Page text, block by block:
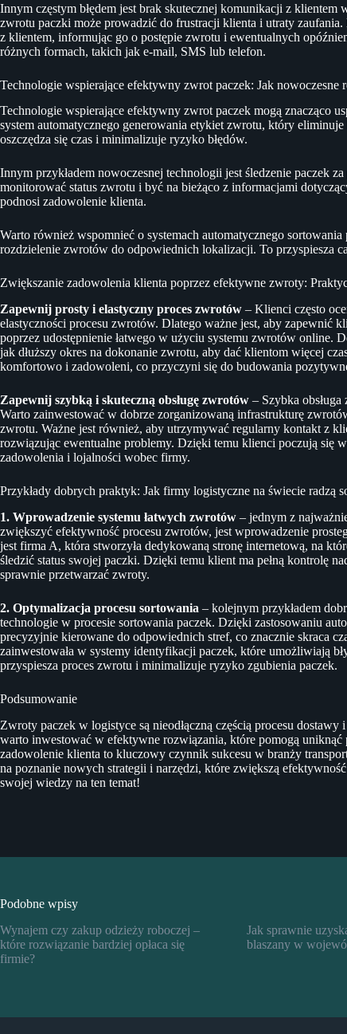
Innym częstym błędem jest brak skutecznej komunikacji z
zwrotu paczki może prowadzić do frustracji klienta i utraty
z klientem, informując go o postępie zwrotu i ewentualnych
różnych formach, takich jak e-mail, SMS lub telefon.
Technologie wspierające efektywny zwrot paczek: Jak nowoczesne
Technologie wspierające efektywny zwrot paczek mogą znacząco
system automatycznego generowania etykiet zwrotu, który
oszczędza się czas i minimalizuje ryzyko błędów.
Innym przykładem nowoczesnej technologii jest śledzenie paczek
monitorować status zwrotu i być na bieżąco z informacjami
podnosi zadowolenie klienta.
Warto również wspomnieć o systemach automatycznego
rozdzielenie zwrotów do odpowiednich lokalizacji. To przyspiesza
Zwiększanie zadowolenia klienta poprzez efektywne zwroty:
Zapewnij prosty i elastyczny proces zwrotów – Klienci często
elastyczności procesu zwrotów. Dlatego ważne jest, aby zapewnić
poprzez udostępnienie łatwego w użyciu systemu zwrotów online.
jak dłuższy okres na dokonanie zwrotu, aby dać klientom więcej
komfortowo i zadowoleni, co przyczyni się do budowania
Zapewnij szybką i skuteczną obsługę zwrotów – Szybka
Warto zainwestować w dobrze zorganizowaną infrastrukturę
zwrotu. Ważne jest również, aby utrzymywać regularny kontakt z
rozwiązując ewentualne problemy. Dzięki temu klienci poczują się
zadowolenia i lojalności wobec firmy.
Przykłady dobrych praktyk: Jak firmy logistyczne na świecie radzą
1. Wprowadzenie systemu łatwych zwrotów – jednym z
zwiększyć efektywność procesu zwrotów, jest wprowadzenie
jest firma A, która stworzyła dedykowaną stronę internetową, na
śledzić status swojej paczki. Dzięki temu klient ma pełną kontrolę
sprawnie przetwarzać zwroty.
2. Optymalizacja procesu sortowania – kolejnym przykładem
technologie w procesie sortowania paczek. Dzięki zastosowaniu
precyzyjnie kierowane do odpowiednich stref, co znacznie skraca
zainwestowała w systemy identyfikacji paczek, które umożliwiają
przyspiesza proces zwrotu i minimalizuje ryzyko zgubienia paczek.
Podsumowanie
Zwroty paczek w logistyce są nieodłączną częścią procesu
warto inwestować w efektywne rozwiązania, które pomogą uniknąć
zadowolenie klienta to kluczowy czynnik sukcesu w branży
na poznanie nowych strategii i narzędzi, które zwiększą
swojej wiedzy na ten temat!
Podobne wpisy
Wynajem czy zakup odzieży roboczej –
które rozwiązanie bardziej opłaca się
firmie?
Jak sprawnie
blaszany w